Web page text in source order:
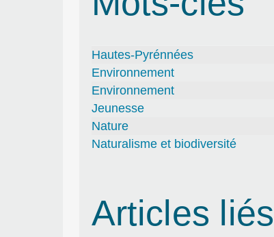
Hautes-Pyrénnées
Environnement
Environnement
Jeunesse
Nature
Naturalisme et biodiversité
Articles liés